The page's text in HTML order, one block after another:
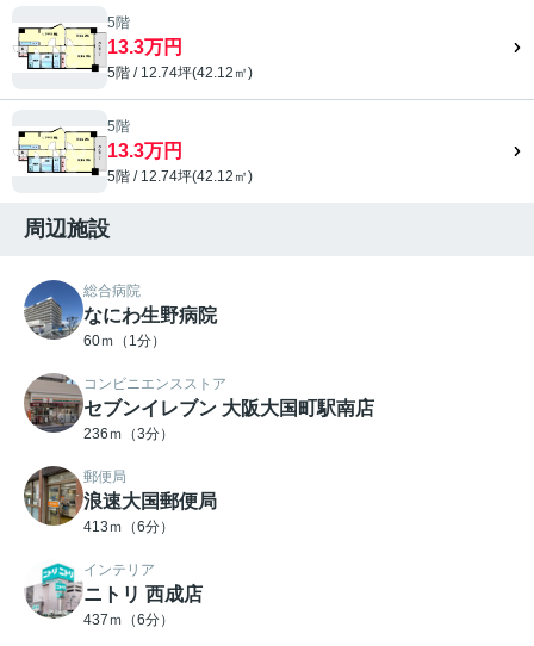
5階
13.3万円
5階 / 12.74坪(42.12㎡)
5階
13.3万円
5階 / 12.74坪(42.12㎡)
周辺施設
総合病院
なにわ生野病院
60ｍ（1分）
コンビニエンスストア
セブンイレブン 大阪大国町駅南店
236ｍ（3分）
郵便局
浪速大国郵便局
413ｍ（6分）
インテリア
ニトリ 西成店
437ｍ（6分）